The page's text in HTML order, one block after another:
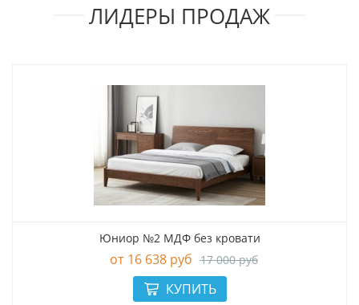
ЛИДЕРЫ ПРОДАЖ
Юниор №2 МДФ без кровати
16 638 руб 17 000 руб